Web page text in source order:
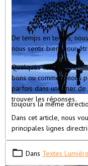
toujours la même
De temps en temps,
nous sentir bien, pour
Quelques fois encore,
bons ou comment nous
parfois dans une mer
trouver les réponses.
Dans cet article, nous
principales lignes
Dans Textes Lumière